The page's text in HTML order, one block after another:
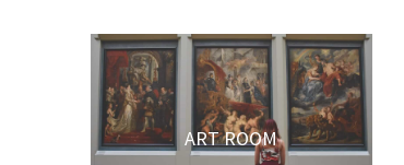
ART ROOM